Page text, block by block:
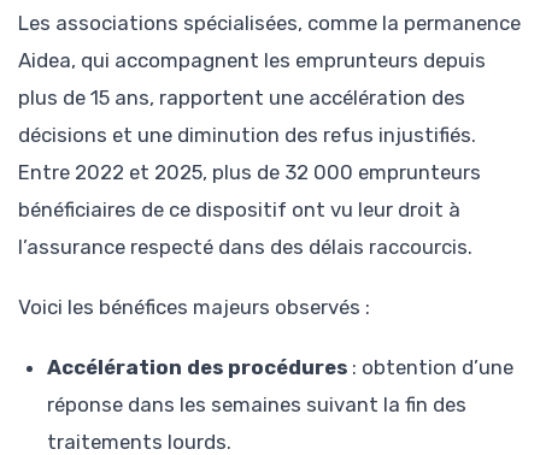
Les associations spécialisées, comme la permanence
Aidea, qui accompagnent les emprunteurs depuis
plus de 15 ans, rapportent une accélération des
décisions et une diminution des refus injustifiés.
Entre 2022 et 2025, plus de 32 000 emprunteurs
bénéficiaires de ce dispositif ont vu leur droit à
l’assurance respecté dans des délais raccourcis.
Voici les bénéfices majeurs observés :
Accélération des procédures : obtention d’une
réponse dans les semaines suivant la fin des
traitements lourds.